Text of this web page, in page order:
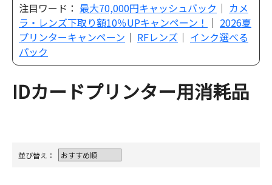
注目ワード： 最大70,000円キャッシュバック ｜ カメ
ラ・レンズ下取り額10％UPキャンペーン！
｜ 2026夏
プリンターキャンペーン ｜ RFレンズ ｜ インク選べる
パック
IDカードプリンター用消耗品
並び替え：